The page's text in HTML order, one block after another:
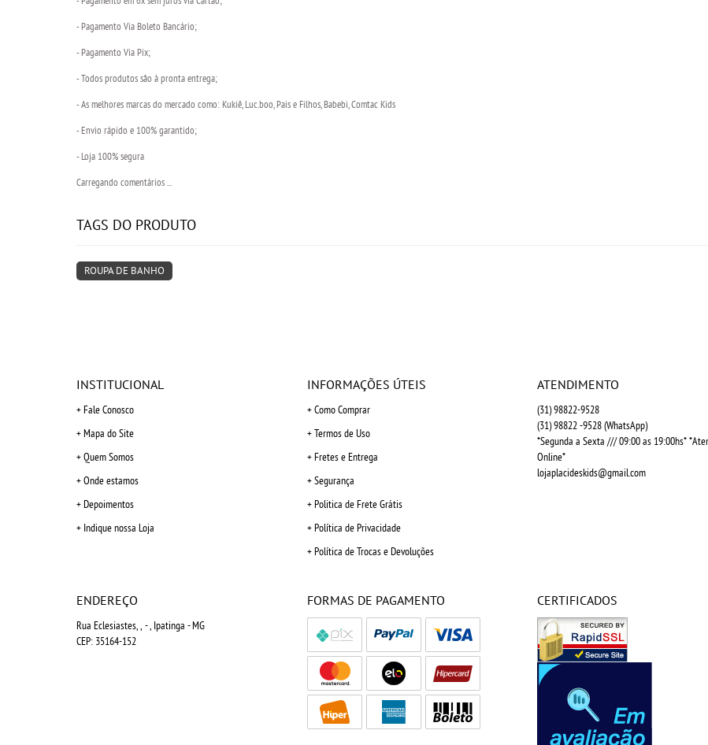
- Pagamento Via Boleto Bancário;
- Pagamento Via Pix;
- Todos produtos são à pronta entrega;
- As melhores marcas do mercado como: Kukiê, Luc.boo, Pais e Filhos, Babebi, Comtac Kids
- Envio rápido e 100% garantido;
- Loja 100% segura
Carregando comentários ...
TAGS DO PRODUTO
ROUPA DE BANHO
INSTITUCIONAL
Fale Conosco
Mapa do Site
Quem Somos
Onde estamos
Depoimentos
Indique nossa Loja
INFORMAÇÕES ÚTEIS
Como Comprar
Termos de Uso
Fretes e Entrega
Segurança
Politica de Frete Grátis
Política de Privacidade
Política de Trocas e Devoluções
ATENDIMENTO
(31)98822-9528
(31)98822 -9528(WhatsApp)
*Segunda a Sexta /// 09:00 as 19:00hs*
Online*
lojaplacideskids@gmail.com
ENDEREÇO
Rua Eclesiastes, , -, Ipatinga -MG
CEP: 35164-152
FORMAS DE PAGAMENTO CERTIFICADOS